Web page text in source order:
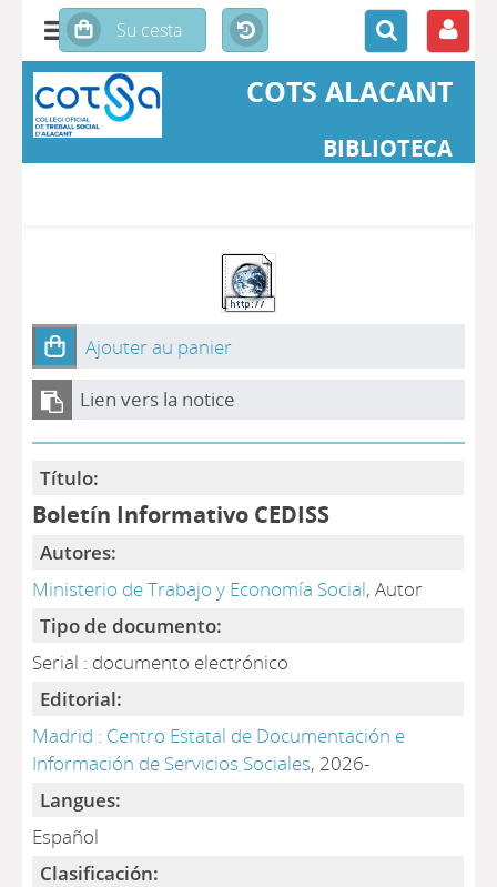
COTS ALACANT
BIBLIOTECA
Ajouter au panier
Lien vers la notice
Título:
Boletín Informativo CEDISS
Autores:
Ministerio de Trabajo y Economía Social, Autor
Tipo de documento:
Serial : documento electrónico
Editorial:
Madrid : Centro Estatal de Documentación e
Información de Servicios Sociales, 2026-
Langues:
Español
Clasificación: